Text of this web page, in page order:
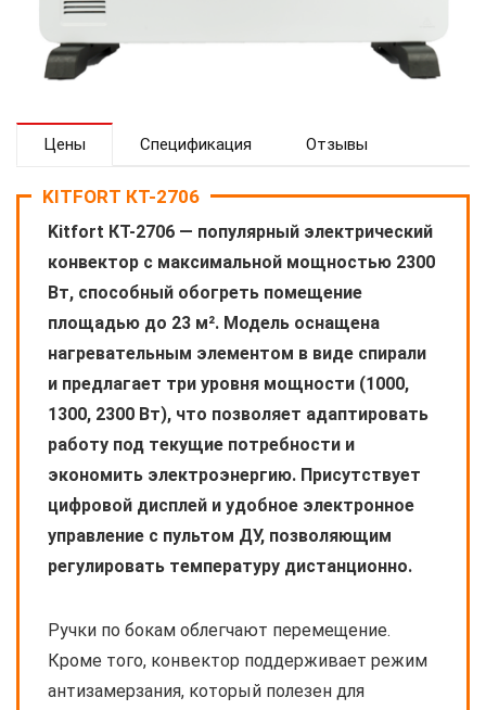
Цены Спецификация Отзывы
KITFORT КТ-2706
Kitfort КТ-2706 — популярный электрический
конвектор с максимальной мощностью 2300
Вт, способный обогреть помещение
площадью до 23 м². Модель оснащена
нагревательным элементом в виде спирали
и предлагает три уровня мощности (1000,
1300, 2300 Вт), что позволяет адаптировать
работу под текущие потребности и
экономить электроэнергию. Присутствует
цифровой дисплей и удобное электронное
управление с пультом ДУ, позволяющим
регулировать температуру дистанционно.
Ручки по бокам облегчают перемещение.
Кроме того, конвектор поддерживает режим
антизамерзания, который полезен для